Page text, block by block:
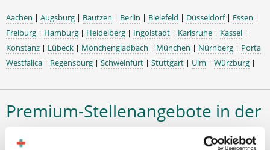
Aachen | Augsburg | Bautzen | Berlin | Bielefeld | Düsseldorf| Essen |
Freiburg | Hamburg | Heidelberg | Ingolstadt | Karlsruhe | Kassel |
Konstanz | Lübeck | Mönchengladbach | München | Nürnberg | Porta
Westfalica | Regensburg | Schweinfurt | Stuttgart | Ulm | Würzburg |
Premium-Stellenangebote in der
Region Lübeck: